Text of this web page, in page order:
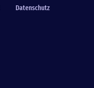
Datenschutz